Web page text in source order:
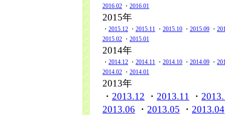
2016.02 ・ 2016.01
2015年
・ 2015.12 ・ 2015.11 ・ 2015.10 ・ 2015.09 ・
2015.02 ・ 2015.01
2014年
・ 2014.12 ・ 2014.11 ・ 2014.10 ・ 2014.09 ・
2014.02 ・ 2014.01
2013年
・ 2013.12 ・ 2013.11 ・
2013.06 ・ 2013.05 ・ 2013.04